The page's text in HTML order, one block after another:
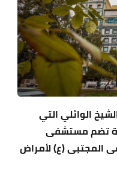
الوائلي التي
تضم مستشفى
المجتبى (ع) لأمراض